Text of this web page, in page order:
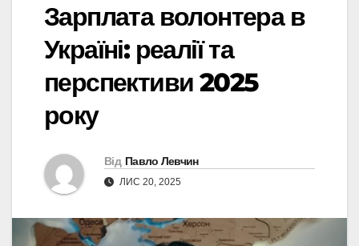
Зарплата волонтера в
Україні: реалії та
перспективи 2025
року
Від Павло Левчин
ЛИС 20, 2025